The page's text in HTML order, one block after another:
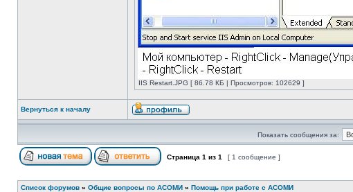
IIS Restart.JPG [ 86.78 КБ | Просмотров: 102629 ]
Вернуться к началу
Показать сообщения за:
Страница 1 из 1 [ 1 сообщение ]
Список форумов » Общие вопросы по АСОМИ » Помощь при работе с АСОМИ